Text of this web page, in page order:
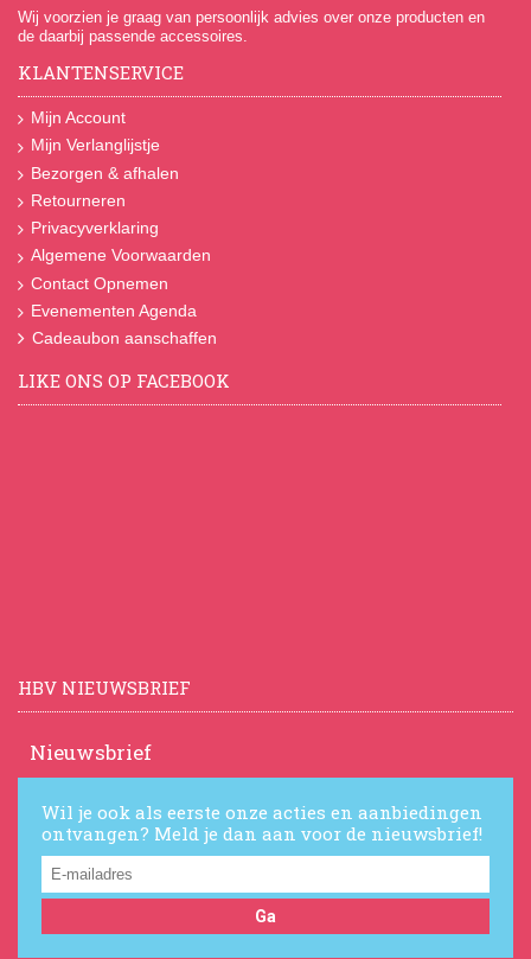
Wij voorzien je graag van persoonlijk advies over onze producten en
de daarbij passende accessoires.
KLANTENSERVICE
Mijn Account
Mijn Verlanglijstje
Bezorgen & afhalen
Retourneren
Privacyverklaring
Algemene Voorwaarden
Contact Opnemen
Evenementen Agenda
Cadeaubon aanschaffen
LIKE ONS OP FACEBOOK
HBV NIEUWSBRIEF
Nieuwsbrief
Wil je ook als eerste onze acties en aanbiedingen
ontvangen? Meld je dan aan voor de nieuwsbrief!
Ga